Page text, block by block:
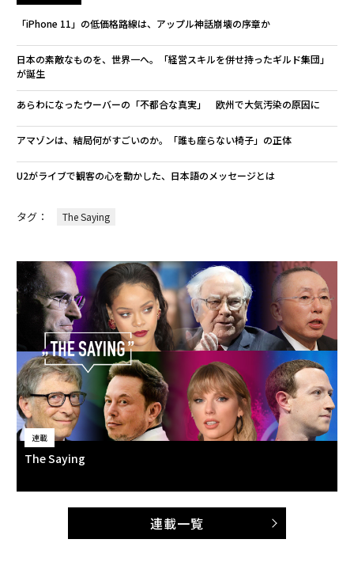
「iPhone 11」の低価格路線は、アップル神話崩壊の序章か
日本の素敵なものを、世界一へ。「経営スキルを併せ持ったギルド集団」
が誕生
あらわになったウーバーの「不都合な真実」 欧州で大気汚染の原因に
アマゾンは、結局何がすごいのか。「誰も座らない椅子」の正体
U2がライブで観客の心を動かした、日本語のメッセージとは
タグ： The Saying
連載
The Saying
連載一覧